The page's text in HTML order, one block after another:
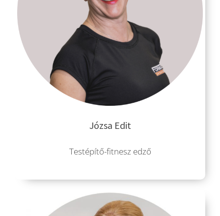
Józsa Edit
Testépítő-fitnesz edző